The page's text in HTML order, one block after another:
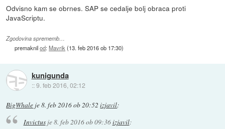
Odvisno kam se obrnes. SAP se cedalje bolj obraca proti
JavaScriptu.
Zgodovina sprememb…
premaknilod:Mavrik(13. feb 2016 ob 17:30)
kunigunda
::9. feb 2016, 02:12
BigWhale je8. feb 2016 ob 20:52 izjavil:
Invictusje8. feb 2016 ob 09:36izjavil: